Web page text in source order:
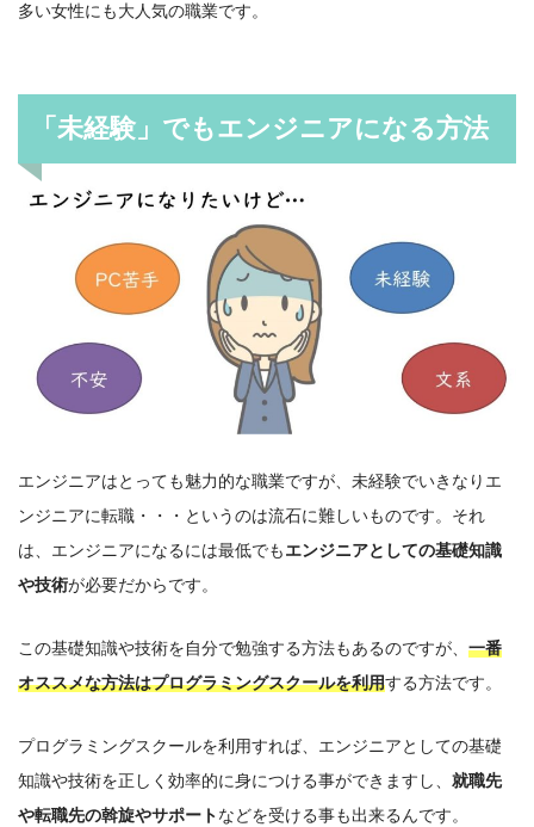
多い女性にも大人気の職業です。
「未経験」でもエンジニアになる方法
エンジニアはとっても魅力的な職業ですが、未経験でいきなりエ
ンジニアに転職・・・というのは流石に難しいものです。 それ
は、エンジニアになるには最低でもエンジニアとしての基礎知識
や技術が必要だからです。
この基礎知識や技術を自分で勉強する方法もあるのですが、 一番
オススメな方法はプログラミングスクールを利用する方法です。
プログラミングスクールを利用すれば、エンジニアとしての基礎
知識や技術を正しく効率的に身につける事ができますし、 就職先
や転職先の斡旋やサポートなどを受ける事も出来るんです。